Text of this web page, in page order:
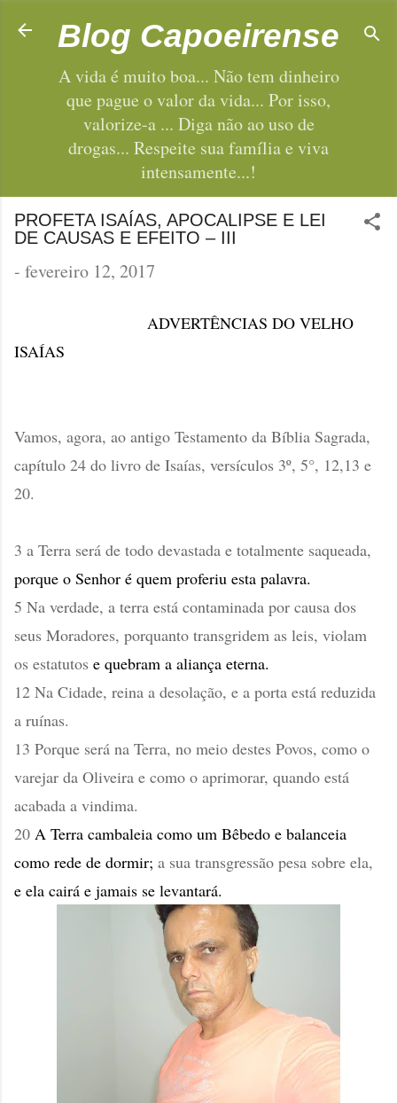
Pular para o conteúdo principal
Blog Capoeirense
A vida é muito boa... Não tem dinheiro
que pague o valor da vida... Por isso,
valorize-a ... Diga não ao uso de
drogas... Respeite sua família e viva
intensamente...!
PROFETA ISAÍAS, APOCALIPSE E LEI
DE CAUSAS E EFEITO – III
- fevereiro 12, 2017
ADVERTÊNCIAS DO VELHO
ISAÍAS
Vamos, agora, ao antigo Testamento da Bíblia Sagrada,
capítulo 24 do livro de Isaías, versículos 3º, 5°, 12,13 e
20.
3 a Terra será de todo devastada e totalmente saqueada,
porque o Senhor é quem proferiu esta palavra.
5 Na verdade, a terra está contaminada por causa dos
seus Moradores, porquanto transgridem as leis, violam
os estatutos e quebram a aliança eterna.
12 Na Cidade, reina a desolação, e a porta está reduzida
a ruínas.
13 Porque será na Terra, no meio destes Povos, como o
varejar da Oliveira e como o aprimorar, quando está
acabada a vindima.
20 A Terra cambaleia como um Bêbedo e balanceia
como rede de dormir; a sua transgressão pesa sobre ela,
e ela cairá e jamais se levantará.